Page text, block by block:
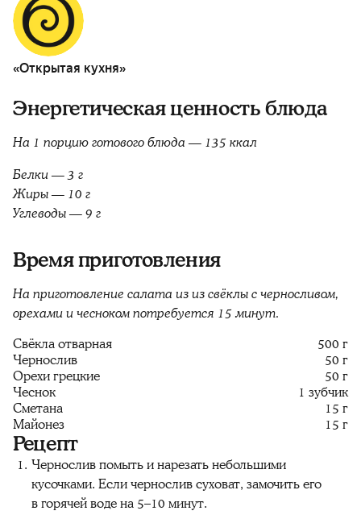
«Открытая кухня»
Энергетическая ценность блюда
На 1 порцию готового блюда — 135 ккал
Белки — 3 г
Жиры — 10 г
Углеводы — 9 г
Время приготовления
На приготовление салата из из свёклы с черносливом,
орехами и чесноком потребуется 15 минут.
Свёкла отварная
500 г
Чернослив
50 г
Орехи грецкие
50 г
Чеснок
1 зубчик
Сметана
15 г
Майонез
15 г
Рецепт
Чернослив помыть и нарезать небольшими
кусочками. Если чернослив суховат, замочить его
в горячей воде на 5–10 минут.